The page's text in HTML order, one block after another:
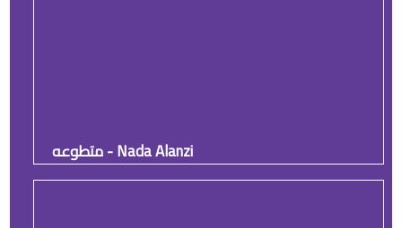
Nada Alanzi - متطوعه